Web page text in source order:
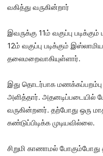
வகித்து வருகின்றார்
இவருக்கு 11ம் வகுப்பு
12ம் வகுப்பு படிக்கும்
தலைமறைவாகியுள்ளார்.
இது தொடர்பாக மணக்கப்பறம்பு
அளித்தார். அதனடிப்படையில்
வருகின்றனர். தற்போது ஒரு
கண்டுப்பிடிக்க முடியவில்லை.
சிறுமி காணாமல்